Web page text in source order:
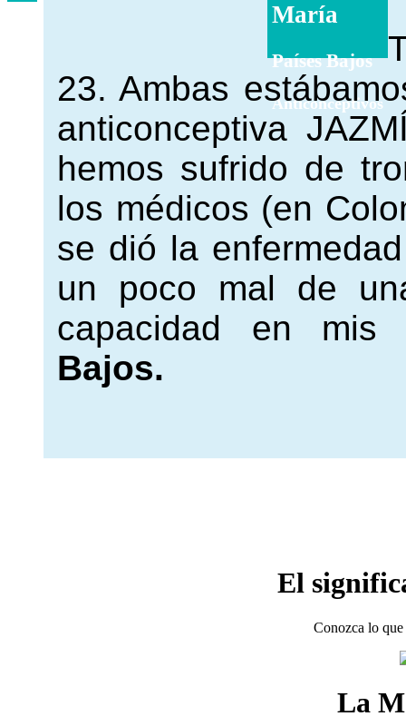
María
Países Bajos
Anticonceptivos
23. Ambas
anticonceptiva
hemos sufrido de
los médicos (en
se dió la
un poco mal de
capacidad en mis
Bajos.
El
Conozca lo
La